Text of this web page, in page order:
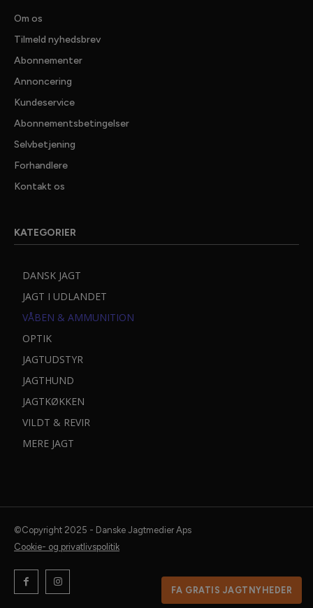
Om os
Tilmeld nyhedsbrev
Abonnementer
Annoncering
Kundeservice
Abonnementsbetingelser
Selvbetjening
Forhandlere
Kontakt os
KATEGORIER
DANSK JAGT
JAGT I UDLANDET
VÅBEN & AMMUNITION
OPTIK
JAGTUDSTYR
JAGTHUND
JAGTKØKKEN
VILDT & REVIR
MERE JAGT
©Copyright 2025 - Danske Jagtmedier Aps
Cookie- og privatlivspolitik
FA GRATIS JAGTNYHEDER
25.000 jaegere tager ikke fejl. De far Danmarks bedste
fra jagtens verden, dybdegaende artikler med test
jagtudstyr, vaaben og optik samt spaendende
Du kan til enhver tid afmelde dig med et enkelt klik.
Dit navn: